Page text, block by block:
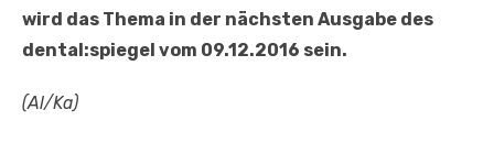
wird das Thema in der nächsten Ausgabe des
dental:spiegel vom 09.12.2016 sein.
(Al/Ka)